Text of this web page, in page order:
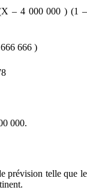
– 4 000 000 ) (1 –
666 )
000.
prévision telle que le